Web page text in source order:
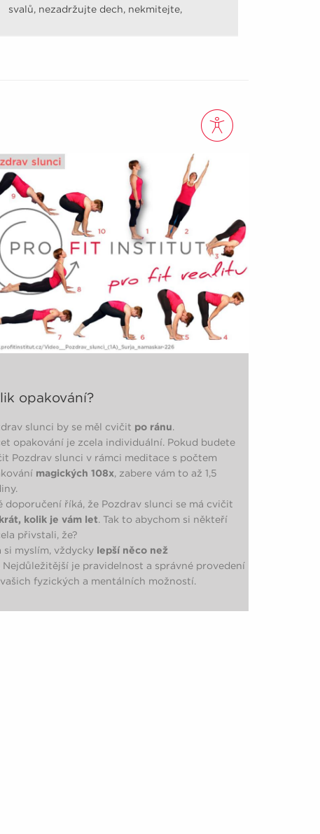
svalů, nezadržujte dech, nekmitejte,
opakování?
slunci by se měl cvičit po ránu.
opakování je zcela individuální. Pokud budete
Pozdrav slunci v rámci meditace s počtem
magických 108x, zabere vám to až 1,5
doporučení říká, že Pozdrav slunci se má cvičit
kolik je vám let. Tak to abychom si někteří
přivstali, že?
si myslím, vždycky lepší něco než
Nejdůležitější je pravidelnost a správné provedení
fyzických a mentálních možností.